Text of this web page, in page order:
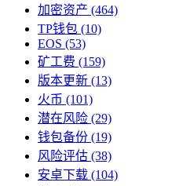
加密资产 (464)
TP钱包 (10)
EOS (53)
矿工费 (159)
版本更新 (13)
火币 (101)
潜在风险 (29)
钱包备份 (19)
风险评估 (38)
安卓下载 (104)